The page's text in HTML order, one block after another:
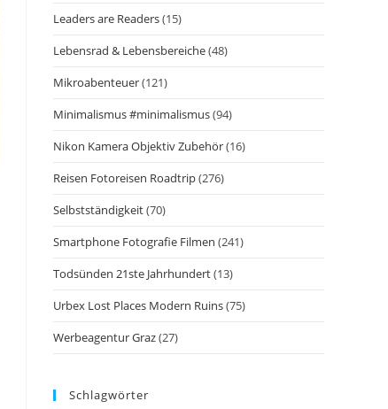
Leaders are Readers(15)
Lebensrad & Lebensbereiche(48)
Mikroabenteuer(121)
Minimalismus #minimalismus(94)
Nikon Kamera Objektiv Zubehör(16)
Reisen Fotoreisen Roadtrip(276)
Selbstständigkeit(70)
Smartphone Fotografie Filmen (241)
Todsünden 21ste Jahrhundert(13)
Urbex Lost Places Modern Ruins(75)
Werbeagentur Graz(27)
Schlagwörter